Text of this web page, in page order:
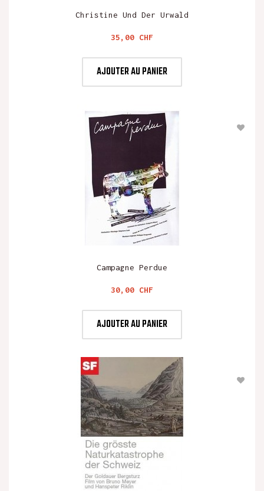
Christine Und Der Urwald
Prix
35,00 CHF
AJOUTER AU PANIER
Campagne Perdue
Prix
30,00 CHF
AJOUTER AU PANIER